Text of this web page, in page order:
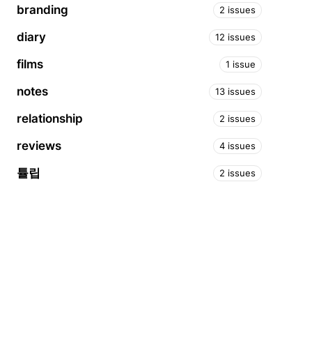
branding 2 issues
diary 12 issues
films 1 issue
notes 13 issues
relationship 2 issues
reviews 4 issues
튤립 2 issues